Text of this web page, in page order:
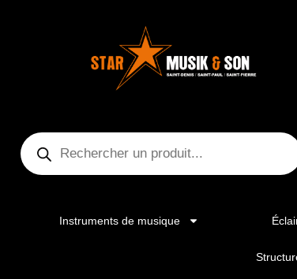
Instruments de musique